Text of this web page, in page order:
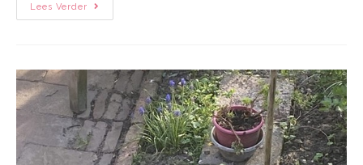
Lees Verder